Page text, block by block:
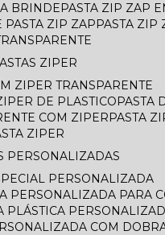
BRINDE PASTA ZIP ZAP
PASTA ZIP ZAP PASTA
PASTAS ZIPER
ZIPER TRANSPARENTE
DE PLASTICO PASTA
COM ZIPER PASTA
ZIPER
PERSONALIZADAS
PERSONALIZADA
PERSONALIZADA PARA
PLÁSTICA
COM